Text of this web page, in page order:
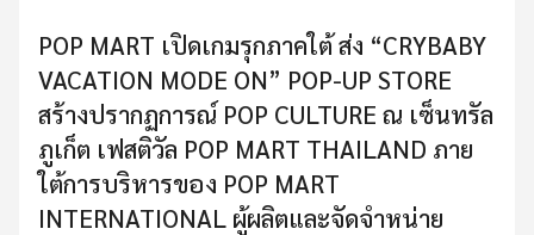
POP MART เปิดเกมรุกภาคใต้ ส่ง “CRYBABY
VACATION MODE ON” POP-UP STORE
สร้างปรากฏการณ์ POP CULTURE ณ เซ็นทรัล
ภูเก็ต เฟสติวัล POP MART THAILAND ภาย
ใต้การบริหารของ POP MART
INTERNATIONAL ผู้ผลิตและจัดจำหน่าย